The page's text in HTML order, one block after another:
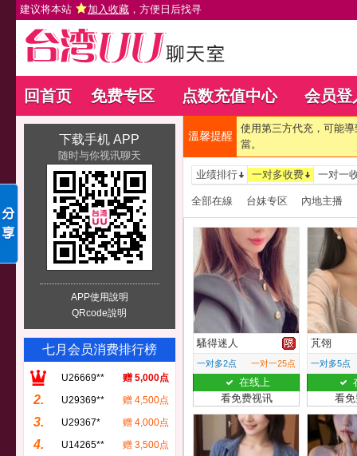
建议将本站 加入收藏 ，方便日后找寻
回首页 免费专区 点数充值中心 会员登
下载手机 APP
随时与你视讯聊天
APP使用說明
QRcode說明
七月会员消费排行榜
U26669** 赠 5,000点
2. U29369** 赠 4,500点
3. U29367* 赠 4,000点
4. U14265** 赠 3,500点
溫馨提醒
使用第三方代充，可能
當。
业绩排行 一对多收费 一对一
全部在線 台妹专区 內地主播
騷得迷人
一对多2点 一对一25点
在线上
看免费视讯
芃翎
一对多5点
看